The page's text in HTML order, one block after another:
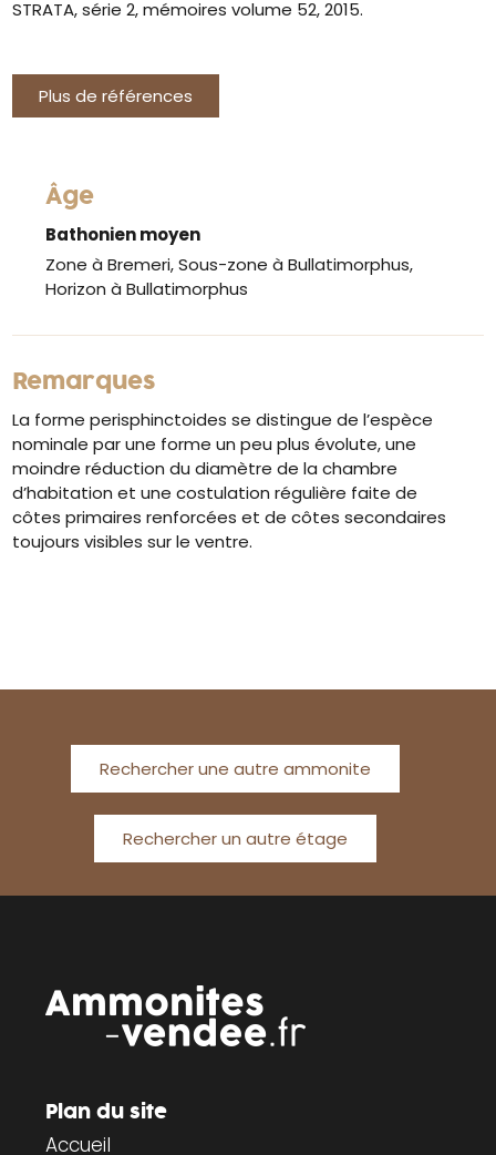
STRATA, série 2, mémoires volume 52, 2015.
Plus de références
Âge
Bathonien moyen
Zone à Bremeri, Sous-zone à Bullatimorphus,
Horizon à Bullatimorphus
Remarques
La forme perisphinctoides se distingue de l’espèce
nominale par une forme un peu plus évolute, une
moindre réduction du diamètre de la chambre
d’habitation et une costulation régulière faite de
côtes primaires renforcées et de côtes secondaires
toujours visibles sur le ventre.
Rechercher une autre ammonite
Rechercher un autre étage
Plan du site
Accueil